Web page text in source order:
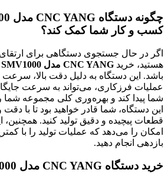
کسب و کار شما کمک کند؟
اگر در حال جستجوی دستگاهی برای ارتقای
هستید، خرید CNC YANG مدل SMV1000
باشد. این دستگاه به دلیل دقت بالا، سرعت
عملیات فرزکاری، می‌تواند به سرعت
شما پیدا کند و بهره‌وری کلی مجموعه شما
این دستگاه، شما قادر خواهید بود تا با
قطعات پیچیده و دقیق تولید کنید. همچنین،
امکان را می‌دهد که عملیات تولید را با
بازدهی انجام دهید.
خرید دستگاه CNC YANG مدل SMV1000